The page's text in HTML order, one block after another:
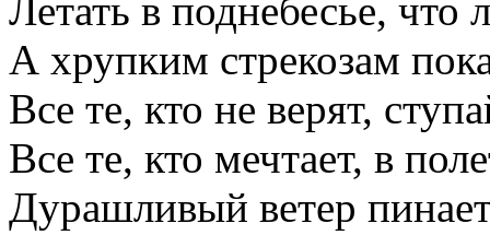
Летать в поднебесье,
А хрупким стрекозам
Все те, кто не верят,
Все те, кто мечтает, в
Дурашливый ветер